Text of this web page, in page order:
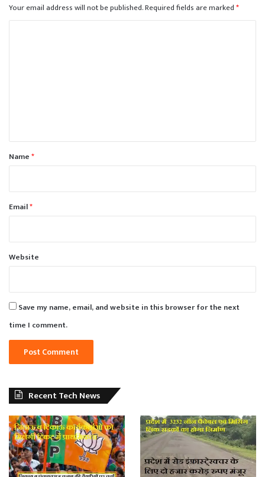
Your email address will not be published.Required fields are marked*
*Name*
Email*
Website
Save my name, email, and website in this browser for the next
time I comment.
Recent Tech News